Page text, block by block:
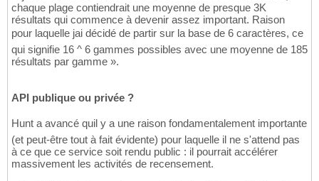
chaque plage contiendrait une moyenne de presque 3K
résultats qui commence à devenir assez important. Raison
pour laquelle jai décidé de partir sur la base de 6 caractères, ce
qui signifie 16 ^ 6 gammes possibles avec une moyenne de 185
résultats par gamme ».
API publique ou privée ?
Hunt a avancé quil y a une raison fondamentalement importante
(et peut-être tout à fait évidente) pour laquelle il ne s'attend pas
à ce que ce service soit rendu public : il pourrait accélérer
massivement les activités de recensement.